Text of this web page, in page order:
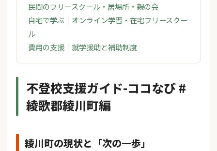
民間のフリースクール・居場所・親の会
自宅で学ぶ｜オンライン学習・在宅フリースクー
ル
費用の支援｜就学援助と補助制度
不登校支援ガイド-ココなび #
綾歌郡綾川町編
綾川町の現状と「次の一歩」